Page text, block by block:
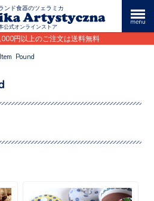
ンド食器のツェラミカ
公式オンラインストア
円以上のご注文は送料無料
Pound